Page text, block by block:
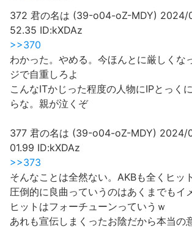
372 君の名は (39-o04-oZ-MDY) 2024/
52.35 ID:kXDAz
>>370
わかった。やめる。今ほんとに厳しくな
ジで自重しろよ
こんなITかじった程度の人物にIPとっく
らな。親が泣くぞ
377 君の名は (39-o04-oZ-MDY) 2024/
01.99 ID:kXDAz
>>373
そんなことは全然ない。AKBも全くヒッ
圧倒的に良曲っていうのはあくまでもイ
ヒットはフォーチューンっていうｗ
あれも宣伝しまくったお陰だから本当の